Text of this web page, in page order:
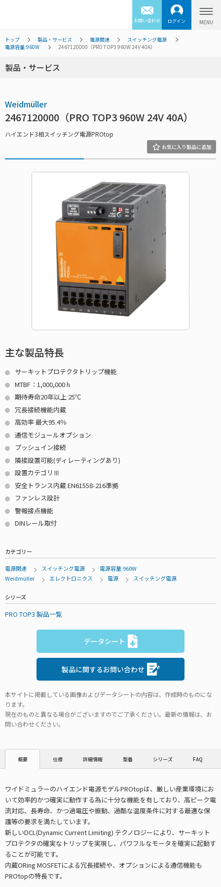
お問い合わせ ログイン
トップ 製品・サービス 電源関連
スイッチング電源
電源容量:960W
2467120000（PRO TOP3 960W 24V 40A）
製品・サービス
Weidmüller
2467120000（PRO TOP3 960W 24V 40A）
ハイエンド3相スイッチング電源PROtop
主な製品特長
サーキットプロテクタトリップ機能
MTBF：1,000,000 h
期待寿命20年以上 25℃
冗長接続機能内蔵
高効率 最大95.4％
通信モジュールオプション
プッシュイン接続
隣接設置可能(ディレーティングあり)
設置カテゴリⅢ
安全トランス内蔵 EN61558-216準拠
ファンレス設計
警報接点機能
DINレール取付
カテゴリー
電源関連 スイッチング電源
電源容量:960W
Weidmüller
エレクトロニクス 電源 スイッチング電源
シリーズ
PRO TOP3 製品一覧
データシート
製品に関するお問い合わせ
本サイトに掲載している画像およびデータシートの内容は、作成時のものにな
ります。
現在のものと異なる場合がございますのでご了承ください。最新の情報は、お
問い合わせください。
概要 仕様 詳細情報 型番 シリーズ FAQ
ワイドミュラーのハイエンド電源モデルPROtopは、厳しい産業環境にお
いて効率的かつ確実に動作する為に十分な機能を有しており、高ピーク電
流対応、長寿命、かつ過電圧や振動、過酷な温度条件に対する最適な保
護等の要求を満たしています。
新しいDCL(Dynamic Current Limiting) テクノロジーにより、サーキット
プロテクタの確実なトリップを実現し、パワフルなモータを確実に起動す
ることが可能です。
内蔵ORing MOSFETによる冗長接続や、オプションによる通信機能も
PROtopの特長です。